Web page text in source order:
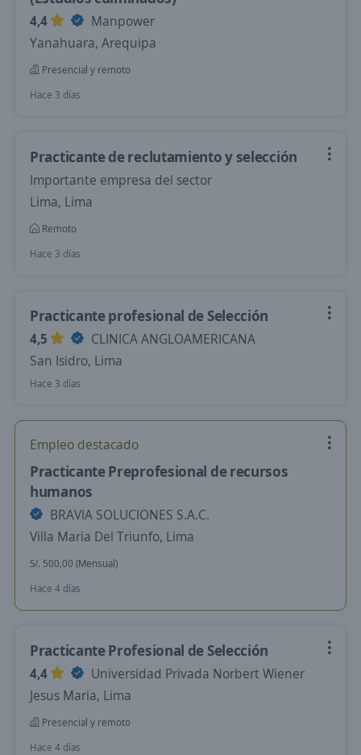
4,4
Manpower
Yanahuara, Arequipa
Presencial y remoto
Hace 3 días
Practicante de reclutamiento y selección
Importante empresa del sector
Lima, Lima
Remoto
Hace 3 días
Practicante profesional de Selección
4,5
CLINICA ANGLOAMERICANA
San Isidro, Lima
Hace 3 días
Empleo destacado
Practicante Preprofesional de recursos
humanos
BRAVIA SOLUCIONES S.A.C.
Villa Maria Del Triunfo, Lima
S/. 500,00 (Mensual)
Hace 4 días
Practicante Profesional de Selección
4,4
Universidad Privada Norbert Wiener
Jesus Maria, Lima
Presencial y remoto
Hace 4 días